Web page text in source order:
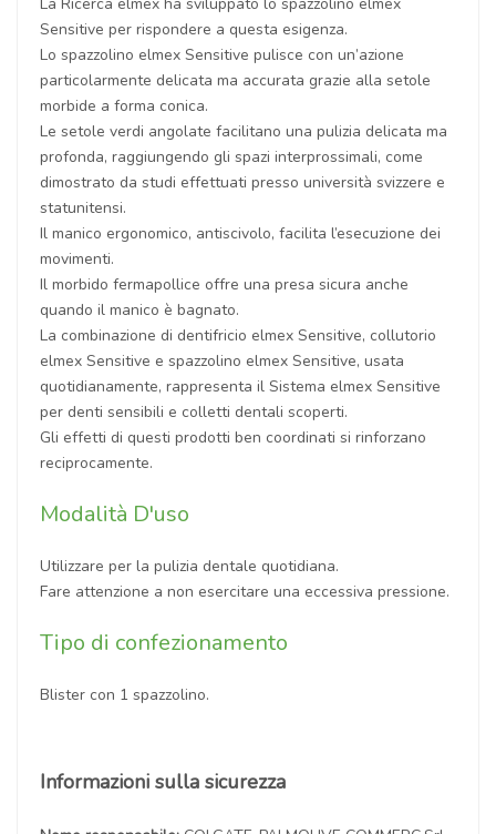
Sensitive per rispondere a questa esigenza.
Lo spazzolino elmex Sensitive pulisce con un’azione
particolarmente delicata ma accurata grazie alla setole
morbide a forma conica.
Le setole verdi angolate facilitano una pulizia delicata ma
profonda, raggiungendo gli spazi interprossimali, come
dimostrato da studi effettuati presso università svizzere e
statunitensi.
Il manico ergonomico, antiscivolo, facilita l’esecuzione dei
movimenti.
Il morbido fermapollice offre una presa sicura anche
quando il manico è bagnato.
La combinazione di dentifricio elmex Sensitive, collutorio
elmex Sensitive e spazzolino elmex Sensitive, usata
quotidianamente, rappresenta il Sistema elmex Sensitive
per denti sensibili e colletti dentali scoperti.
Gli effetti di questi prodotti ben coordinati si rinforzano
reciprocamente.
Modalità D'uso
Utilizzare per la pulizia dentale quotidiana.
Fare attenzione a non esercitare una eccessiva pressione.
Tipo di confezionamento
Blister con 1 spazzolino.
Informazioni sulla sicurezza